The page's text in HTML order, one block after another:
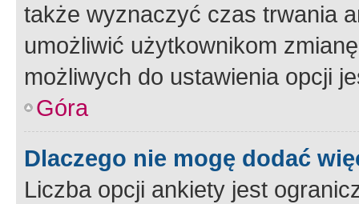
także wyznaczyć czas trwania
umożliwić użytkownikom
możliwych do ustawienia opcji
Góra
Dlaczego nie mogę dodać
Liczba opcji ankiety jest